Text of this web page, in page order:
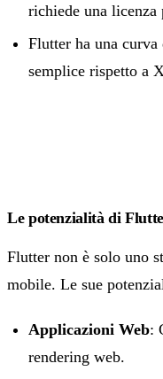
richiede una
Flutter ha una
semplice rispetto a
Le potenzialità di
Flutter non è solo uno
mobile. Le sue
Applicazioni Web:
rendering web.